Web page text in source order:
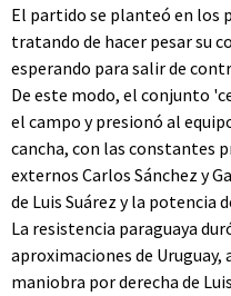
El partido se planteó en los
tratando de hacer pesar su
esperando para salir de
De este modo, el conjunto
el campo y presionó al
cancha, con las constantes
externos Carlos Sánchez y
de Luis Suárez y la potencia
La resistencia paraguaya
aproximaciones de
maniobra por derecha de